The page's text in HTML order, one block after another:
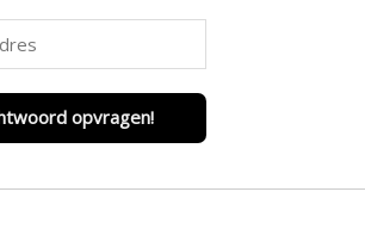
opvragen!